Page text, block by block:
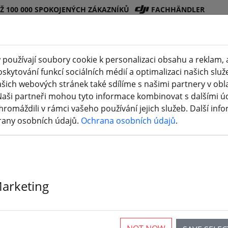
100 000 SPOKOJENÝCH ZÁKAZNÍKŮ FACHHÄNDLER
Obchod
DJI
Bateri
e
Vrtul
e
Příslušenstv
í
3D
tisk
vám, jak ho hledat.
die Suche nach
soubory cookie k personalizaci obsahu a reklam,
funkcí sociálních médií a optimalizaci našich
webových stránek také sdílíme s našimi partnery v
partneři mohou tyto informace kombinovat s dalšími
v rámci vašeho používání jejich služeb. Další
osobních údajů. Ochrana osobních údajů.